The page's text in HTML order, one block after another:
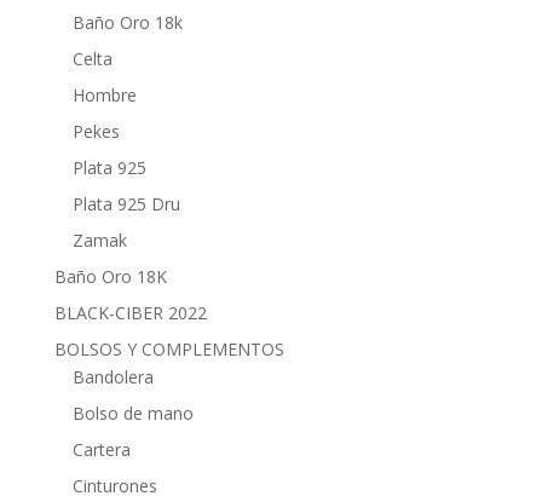
Baño Oro 18k
Celta
Hombre
Pekes
Plata 925
Plata 925 Dru
Zamak
Baño Oro 18K
BLACK-CIBER 2022
BOLSOS Y COMPLEMENTOS
Bandolera
Bolso de mano
Cartera
Cinturones